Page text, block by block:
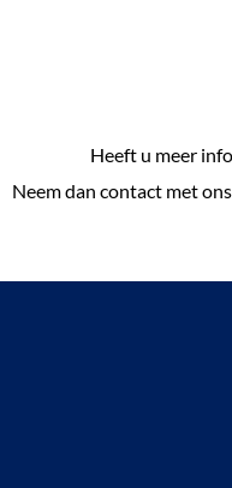
Heeft u meer
Neem dan contact met